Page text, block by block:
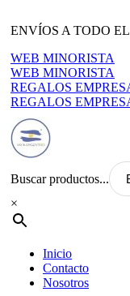
al
ENVÍOS A TODO
WEB MINORISTA
WEB MINORISTA
REGALOS
REGALOS
Buscar productos...
×
Inicio
Contacto
Nosotros